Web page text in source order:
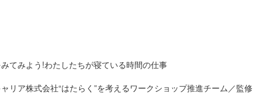
みてみよう!わたしたちが寝ている時間の仕事
リア株式会社“はたらく”を考えるワークショップ推進チーム／監修